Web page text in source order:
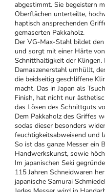
abgestimmt. Sie begeistern
Oberflächen unterteilte,
haptisch ansprechenden
gemaserten Pakkaholz.
Der VG-Max-Stahl bildet
und sorgt mit einer Härte
Schnitthaltigkeit der
Damaszenerstahl umhüllt,
die beidseitig geschliffene
macht. Das in Japan als
Finish, hat nicht nur
das Lösen des Schnittguts
Dem Pakkaholz des Griffes
sodas dieser besonders
feuchtigkeitsabweisend und
So ist das ganze Messer ein
Handwerkskunst, sowie
Im japanischen Seki
115 Jahren Schneidwaren
japanische Samurai